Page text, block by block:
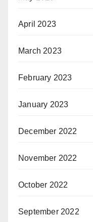
April 2023
March 2023
February 2023
January 2023
December 2022
November 2022
October 2022
September 2022